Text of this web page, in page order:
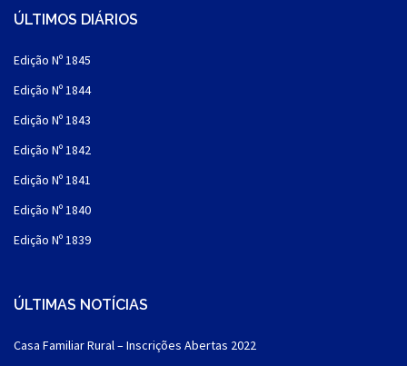
ÚLTIMOS DIÁRIOS
Edição Nº 1845
Edição Nº 1844
Edição Nº 1843
Edição Nº 1842
Edição Nº 1841
Edição Nº 1840
Edição Nº 1839
ÚLTIMAS NOTÍCIAS
Casa Familiar Rural – Inscrições Abertas 2022